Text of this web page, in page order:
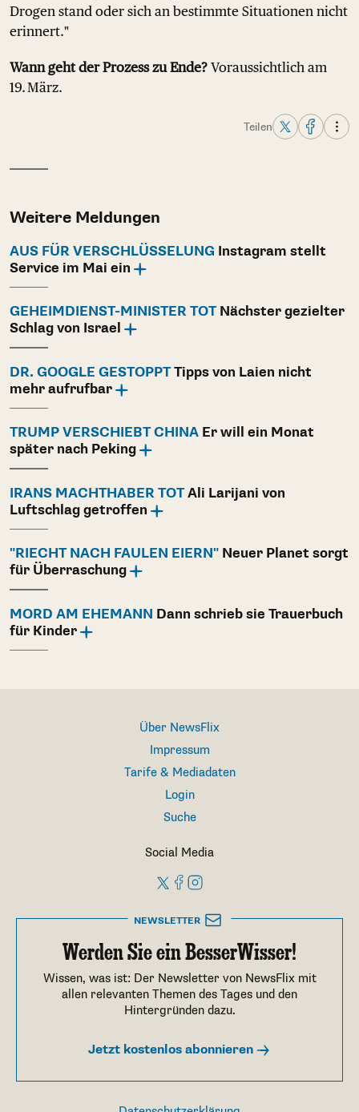
Drogen stand oder sich an bestimmte Situationen nicht
erinnert."
Wann geht der Prozess zu Ende? Voraussichtlich am
19. März.
Teilen
Weitere Meldungen
AUS FÜR VERSCHLÜSSELUNG Instagram stellt
Service im Mai ein
GEHEIMDIENST-MINISTER TOTNächster gezielter
Schlag von Israel
DR. GOOGLE GESTOPPTTipps von Laien nicht
mehr aufrufbar
TRUMP VERSCHIEBT CHINA Er will ein Monat
später nach Peking
IRANS MACHTHABER TOTAli Larijani von
Luftschlag getroffen
"RIECHT NACH FAULEN EIERN" Neuer Planet sorgt
für Überraschung
MORD AM EHEMANN Dann schrieb sie Trauerbuch
für Kinder
Über NewsFlix
Impressum
Tarife & Mediadaten
Login
Suche
Social Media
NEWSLETTER
Werden Sie ein BesserWisser!
Wissen, was ist: Der Newsletter von NewsFlix mit
allen relevanten Themen des Tages und den
Hintergründen dazu.
Jetzt kostenlos abonnieren